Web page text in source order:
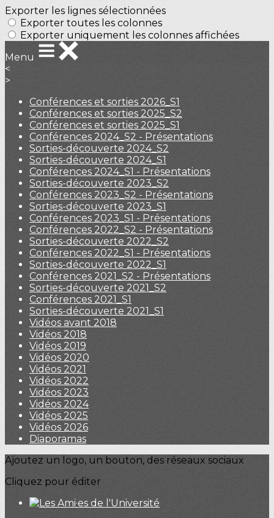
Exporter les lignes sélectionnées
Exporter toutes les colonnes
Exporter uniquement les colonnes affichées
Menu
<
>
Conférences et sorties 2026_S1
Conférences et sorties 2025_S2
Conférences et sorties 2025_S1
Conférences 2024_S2 - Présentations
Sorties-découverte 2024_S2
Sorties-découverte 2024_S1
Conférences 2024_S1 - Présentations
Sorties-découverte 2023_S2
Conférences 2023_S2 - Présentations
Sorties-découverte 2023_S1
Conférences 2023_S1 - Présentations
Conférences 2022_S2 - Présentations
Sorties-découverte 2022_S2
Conférences 2022_S1 - Présentations
Sorties-découverte 2022_S1
Conférences 2021_S2 - Présentations
Sorties-découverte 2021_S2
Conférences 2021_S1
Sorties-découverte 2021_S1
Vidéos avant 2018
Vidéos 2018
Vidéos 2019
Vidéos 2020
Vidéos 2021
Vidéos 2022
Vidéos 2023
Vidéos 2024
Vidéos 2025
Vidéos 2026
Diaporamas
Ajoutez un logo, un bouton, des réseaux sociaux
Cliquez pour éditer